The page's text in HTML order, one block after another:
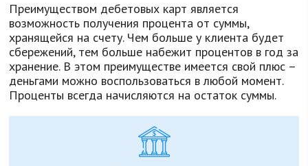
Преимуществом дебетовых карт является
возможность получения процента от суммы,
хранящейся на счету. Чем больше у клиента будет
сбережений, тем больше набежит процентов в год за
хранение. В этом преимуществе имеется свой плюс –
деньгами можно воспользоваться в любой момент.
Проценты всегда начисляются на остаток суммы.